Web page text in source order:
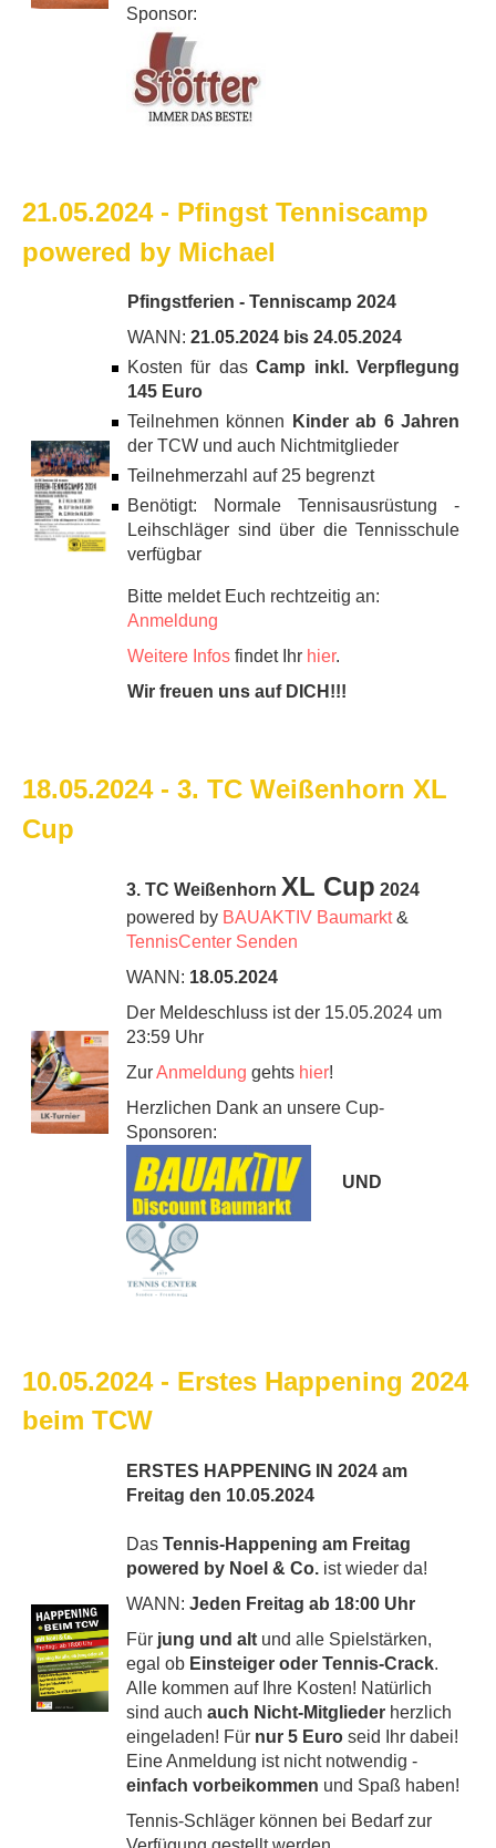
Sponsor:
21.05.2024 - Pfingst Tenniscamp
powered by Michael
Pfingstferien - Tenniscamp 2024
WANN: 21.05.2024 bis 24.05.2024
Kosten für dasCamp inkl. Verpflegung
145 Euro
Teilnehmen können
Kinder ab 6 Jahren
der TCW und auch Nichtmitglieder
Teilnehmerzahl auf 25 begrenzt
Benötigt: Normale Tennisausrüstung -
Leihschläger sind über die Tennisschule
verfügbar
Bitte meldet Euch rechtzeitig an:
Anmeldung
Weitere Infos findet Ihr hier.
Wir freuen uns auf DICH!!!
18.05.2024 - 3. TC Weißenhorn XL
Cup
3. TC Weißenhorn XL Cup 2024
powered by BAUAKTIV Baumarkt &
TennisCenter Senden
WANN: 18.05.2024
Der Meldeschluss ist der 15.05.2024 um
23:59 Uhr
ZurAnmeldung gehts hier!
Herzlichen Dank an unsere Cup-
Sponsoren:
UND
10.05.2024 - Erstes Happening 2024
beim TCW
ERSTES HAPPENING IN 2024 am
Freitag den 10.05.2024
Das Tennis-Happening am Freitag
powered by Noel & Co. ist wieder da!
WANN: Jeden Freitag ab 18:00 Uhr
Für jung und alt und alle Spielstärken,
egal ob Einsteiger oder Tennis-Crack.
Alle kommen auf Ihre Kosten! Natürlich
sind auch auch Nicht-Mitglieder herzlich
eingeladen! Für nur 5 Euro seid Ihr dabei!
Eine Anmeldung ist nicht notwendig -
einfach vorbeikommen und Spaß haben!
Tennis-Schläger können bei Bedarf zur